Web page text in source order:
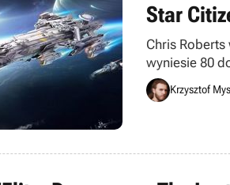
Star
Chris
wyniesie 80
pieniędzy
Krzysztof